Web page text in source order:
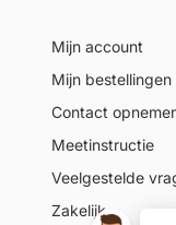
Mijn account
Mijn bestellingen
Contact
Meetinstructie
Veelgestelde
Zakelijk